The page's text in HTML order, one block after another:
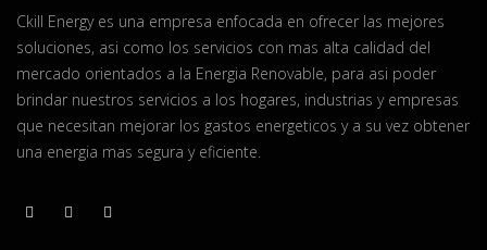
Ckill Energy es una empresa enfocada en ofrecer las mejores
soluciones, asi como los servicios con mas alta calidad del
mercado orientados a la Energia Renovable, para asi poder
brindar nuestros servicios a los hogares, industrias y empresas
que necesitan mejorar los gastos energeticos y a su vez obtener
una energia mas segura y eficiente.